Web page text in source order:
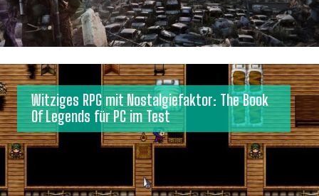
Witziges RPG mit Nostalgiefaktor: The Book
Of Legends für PC im Test